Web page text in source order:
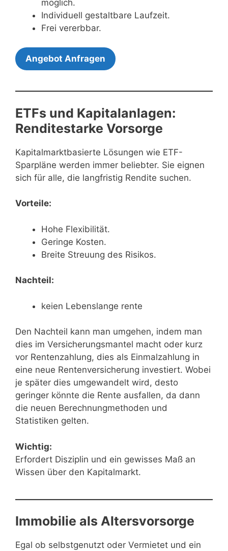
möglich.
Individuell gestaltbare Laufzeit.
Frei vererbbar.
Angebot Anfragen
ETFs und Kapitalanlagen:
Renditestarke Vorsorge
Kapitalmarktbasierte Lösungen wie ETF-
Sparpläne werden immer beliebter. Sie eignen
sich für alle, die langfristig Rendite suchen.
Vorteile:
Hohe Flexibilität.
Geringe Kosten.
Breite Streuung des Risikos.
Nachteil:
keien Lebenslange rente
Den Nachteil kann man umgehen, indem man
dies im Versicherungsmantel macht oder kurz
vor Rentenzahlung, dies als Einmalzahlung in
eine neue Rentenversicherung investiert. Wobei
je später dies umgewandelt wird, desto
geringer könnte die Rente ausfallen, da dann
die neuen Berechnungmethoden und
Statistiken gelten.
Wichtig:
Erfordert Disziplin und ein gewisses Maß an
Wissen über den Kapitalmarkt.
Immobilie als Altersvorsorge
Egal ob selbstgenutzt oder Vermietet und ein